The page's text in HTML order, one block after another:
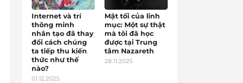
Internet và trí
thông minh
nhân tạo đã thay
đổi cách chúng
ta tiếp thu kiến
thức như thế
nào?
01.12.2025
Mặt tối của linh
mục: Một sự thật
mà tôi đã học
được tại Trung
tâm Nazareth
28.11.2025